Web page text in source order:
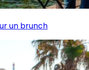
un brunch